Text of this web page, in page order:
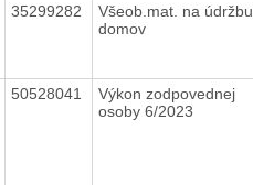
35299282
Všeob.mat. na údržbu
domov
50528041
Výkon zodpovednej
osoby 6/2023